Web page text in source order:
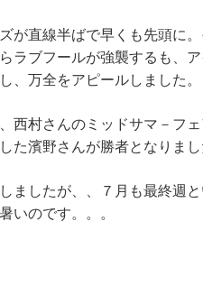
が直線半ばで早くも先頭に
ラブフールが強襲するも、
、万全をアピールしました。
西村さんのミッドサマ－フ
た濱野さんが勝者となりまし
ましたが、、７月も最終週
いのです。。。